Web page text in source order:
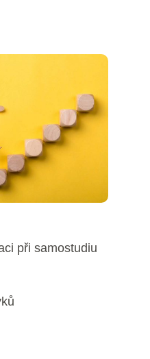
při samostudiu